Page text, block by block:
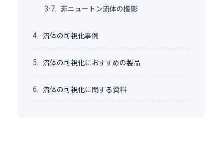
3-7. 非ニュートン流体の撮影
4. 流体の可視化事例
5. 流体の可視化におすすめの製品
6. 流体の可視化に関する資料